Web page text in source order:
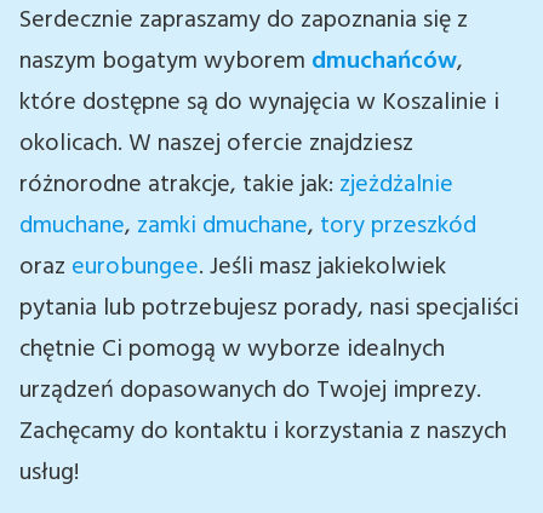
Serdecznie zapraszamy do zapoznania się z
naszym bogatym wyborem dmuchańców,
które dostępne są do wynajęcia w Koszalinie i
okolicach. W naszej ofercie znajdziesz
różnorodne atrakcje, takie jak: zjeżdżalnie
dmuchane, zamki dmuchane, tory przeszkód
oraz eurobungee. Jeśli masz jakiekolwiek
pytania lub potrzebujesz porady, nasi specjaliści
chętnie Ci pomogą w wyborze idealnych
urządzeń dopasowanych do Twojej imprezy.
Zachęcamy do kontaktu i korzystania z naszych
usług!